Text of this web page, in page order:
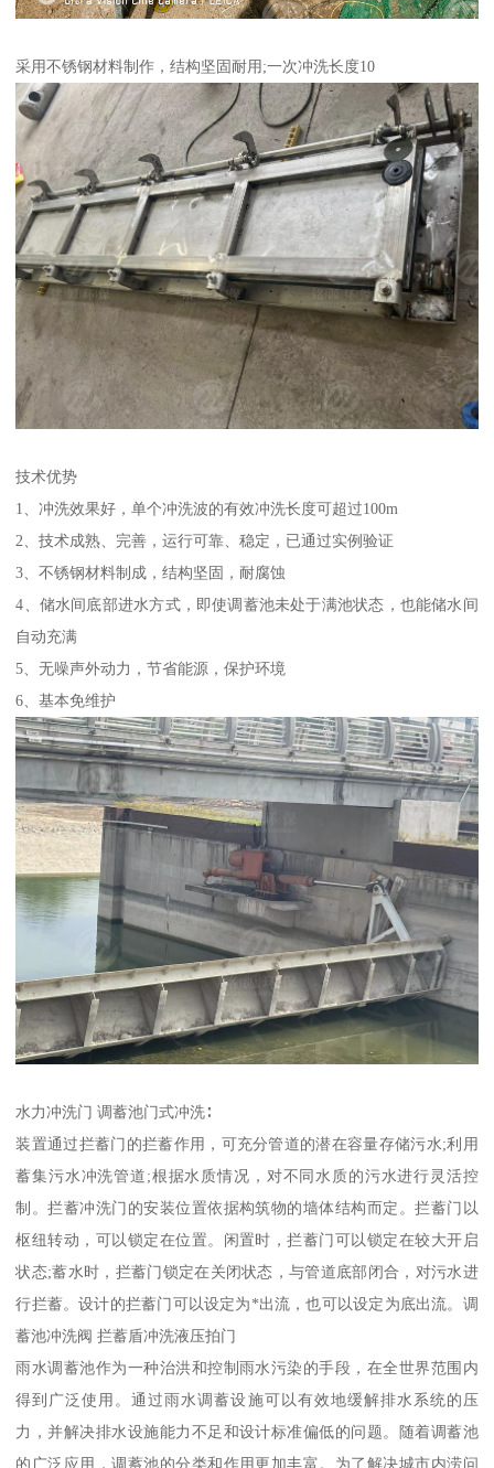
采用不锈钢材料制作，结构坚固耐用;一次冲洗长度10
技术优势
1、冲洗效果好，单个冲洗波的有效冲洗长度可超过100m
2、技术成熟、完善，运行可靠、稳定，已通过实例验证
3、不锈钢材料制成，结构坚固，耐腐蚀
4、储水间底部进水方式，即使调蓄池未处于满池状态，也能储水间
自动充满
5、无噪声外动力，节省能源，保护环境
6、基本免维护
水力冲洗门 调蓄池门式冲洗∶
装置通过拦蓄门的拦蓄作用，可充分管道的潜在容量存储污水;利用
蓄集污水冲洗管道;根据水质情况，对不同水质的污水进行灵活控
制。拦蓄冲洗门的安装位置依据构筑物的墙体结构而定。拦蓄门以
枢纽转动，可以锁定在位置。闲置时，拦蓄门可以锁定在较大开启
状态;蓄水时，拦蓄门锁定在关闭状态，与管道底部闭合，对污水进
行拦蓄。设计的拦蓄门可以设定为*出流，也可以设定为底出流。调
蓄池冲洗阀 拦蓄盾冲洗液压拍门
雨水调蓄池作为一种治洪和控制雨水污染的手段，在全世界范围内
得到广泛使用。通过雨水调蓄设施可以有效地缓解排水系统的压
力，并解决排水设施能力不足和设计标准偏低的问题。随着调蓄池
的广泛应用，调蓄池的分类和作用更加丰富。为了解决城市内涝问